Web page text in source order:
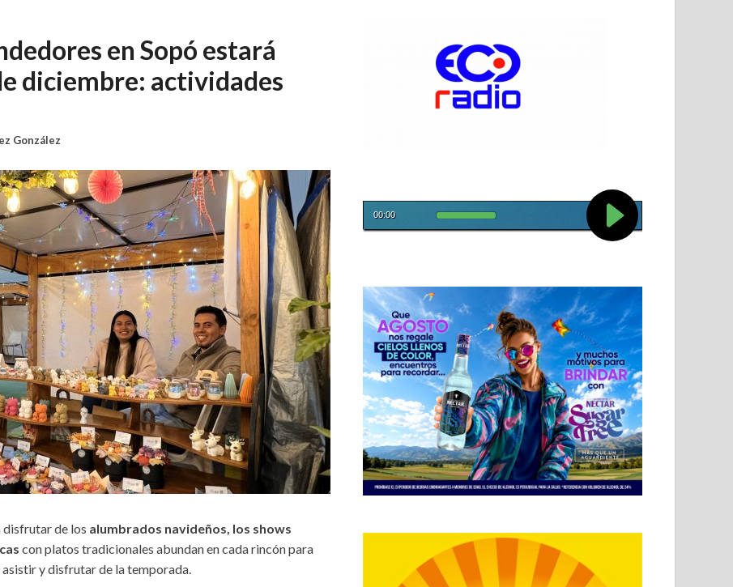
en Sopó estará
diciembre: actividades
González
disfrutar de los alumbrados navideños, los shows
con platos tradicionales abundan en cada rincón para
y disfrutar de la temporada.